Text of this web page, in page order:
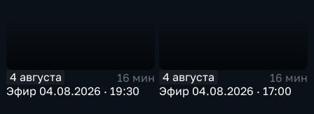
4 августа
16 мин
Эфир 04.08.2026 · 19:30
4 августа
16 мин
Эфир 04.08.2026 · 17:00